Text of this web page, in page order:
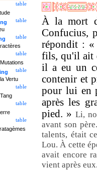
À la mort
Confucius,
répondit :
fils, qu'il ait
il a eu un
contenir et
pour lui en
après les
pied. »Li,
avant son
talents, était
Lou. À cette
avait encore
vient après
table
table
table
table
table
Vertu
table
table
table